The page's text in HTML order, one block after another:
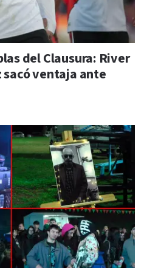
del Clausura: River
ventaja ante